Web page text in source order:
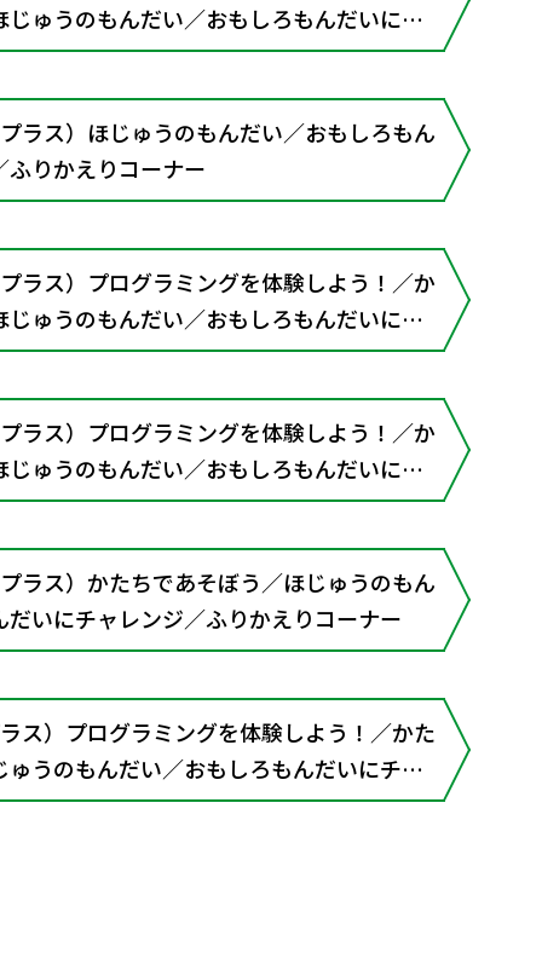
ゅうのもんだい／おもしろもんだいにチ
りコーナー
ラス）ほじゅうのもんだい／おもしろもん
りかえりコーナー
ラス）プログラミングを体験しよう！／か
ゅうのもんだい／おもしろもんだいにチ
りコーナー
ラス）プログラミングを体験しよう！／か
ゅうのもんだい／おもしろもんだいにチ
を使って考えてみよう／ふりかえりコー
ラス）かたちであそぼう／ほじゅうのもん
だいにチャレンジ／ふりかえりコーナー
ス）プログラミングを体験しよう！／かた
ゅうのもんだい／おもしろもんだいにチャ
コーナー